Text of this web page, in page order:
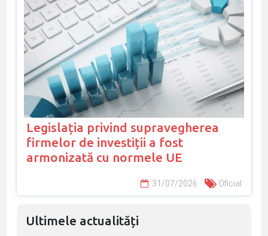
Legislația privind supravegherea
firmelor de investiții a fost
armonizată cu normele UE
31/07/2026 Oficial
Ultimele actualități